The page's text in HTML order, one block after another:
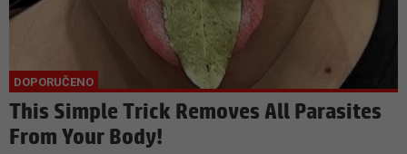
This Simple Trick Removes All Parasites
From Your Body!